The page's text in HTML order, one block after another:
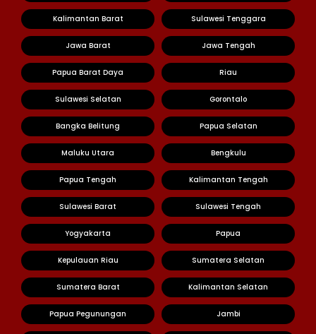
Kalimantan Barat Sulawesi Tenggara
Jawa Barat Jawa Tengah
Papua Barat Daya Riau
Sulawesi Selatan Gorontalo
Bangka Belitung Papua Selatan
Maluku Utara Bengkulu
Papua Tengah Kalimantan Tengah
Sulawesi Barat Sulawesi Tengah
Yogyakarta Papua
Kepulauan Riau Sumatera Selatan
Sumatera Barat Kalimantan Selatan
Papua Pegunungan Jambi